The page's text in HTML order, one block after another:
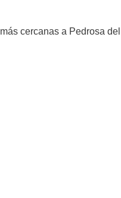
más cercanas a Pedrosa del